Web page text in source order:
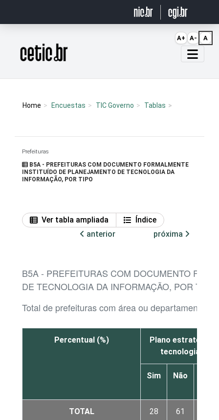
Página inicial
Home Encuestas TIC Governo Tablas
Prefeituras
B5A - PREFEITURAS COM DOCUMENTO FORMALMENTE
INSTITUÍDO DE PLANEJAMENTO DE TECNOLOGIA DA
INFORMAÇÃO, POR TIPO
Ver tabla ampliada
Índice
anterior
próxima
B5A - PREFEITURAS COM DOCUMENTO
DE TECNOLOGIA DA INFORMAÇÃO, POR TIPO
Total de prefeituras com área ou departamento
Percentual (%)
Plano estratégico
tecnologia da
Sim Não
TOTAL 28 61
A+ A- A